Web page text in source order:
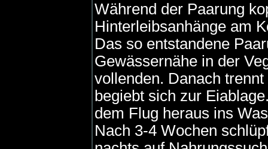
Während der Paarung
Hinterleibsanhänge am
Das so entstandene
Gewässernähe in der
vollenden. Danach
begiebt sich zur
dem Flug heraus ins
Nach 3-4 Wochen